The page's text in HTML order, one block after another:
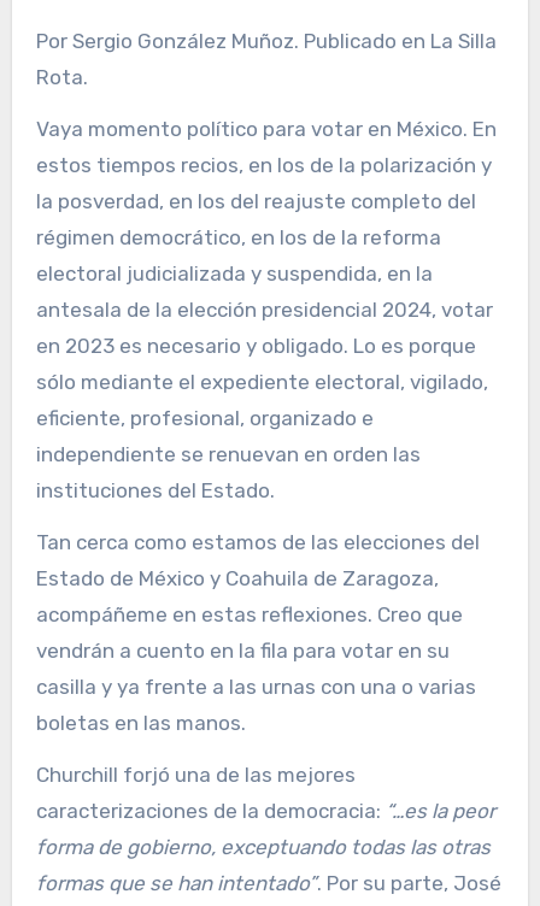
Por Sergio González Muñoz. Publicado en La Silla
Rota.
Vaya momento político para votar en México. En
estos tiempos recios, en los de la polarización y
la posverdad, en los del reajuste completo del
régimen democrático, en los de la reforma
electoral judicializada y suspendida, en la
antesala de la elección presidencial 2024, votar
en 2023 es necesario y obligado. Lo es porque
sólo mediante el expediente electoral, vigilado,
eficiente, profesional, organizado e
independiente se renuevan en orden las
instituciones del Estado.
Tan cerca como estamos de las elecciones del
Estado de México y Coahuila de Zaragoza,
acompáñeme en estas reflexiones. Creo que
vendrán a cuento en la fila para votar en su
casilla y ya frente a las urnas con una o varias
boletas en las manos.
Churchill forjó una de las mejores
caracterizaciones de la democracia: “…es la peor
forma de gobierno, exceptuando todas las otras
formas que se han intentado”. Por su parte, José